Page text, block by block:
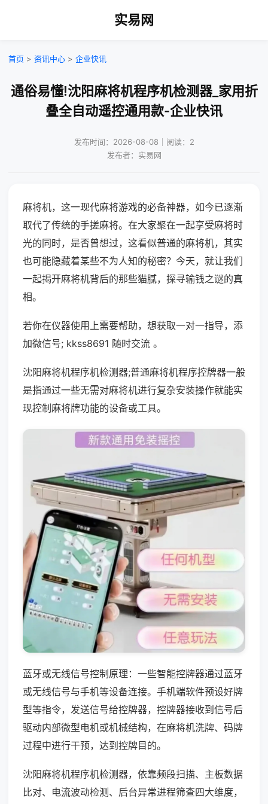
实易网
首页 > 资讯中心 > 企业快讯
通俗易懂!沈阳麻将机程序机检测器_家用折
叠全自动遥控通用款-企业快讯
发布时间：2026-08-08｜阅读：2
发布者：实易网
麻将机，这一现代麻将游戏的必备神器，如今已逐渐
取代了传统的手搓麻将。在大家聚在一起享受麻将时
光的同时，是否曾想过，这看似普通的麻将机，其实
也可能隐藏着某些不为人知的秘密？今天，就让我们
一起揭开麻将机背后的那些猫腻，探寻输钱之谜的真
相。
若你在仪器使用上需要帮助，想获取一对一指导，添
加微信号; kkss8691 随时交流 。
沈阳麻将机程序机检测器;普通麻将机程序控牌器一般
是指通过一些无需对麻将机进行复杂安装操作就能实
现控制麻将牌功能的设备或工具。
蓝牙或无线信号控制原理：一些智能控牌器通过蓝牙
或无线信号与手机等设备连接。手机端软件预设好牌
型等指令，发送信号给控牌器，控牌器接收到信号后
驱动内部微型电机或机械结构，在麻将机洗牌、码牌
过程中进行干预，达到控牌目的。
沈阳麻将机程序机检测器，依靠频段扫描、主板数据
比对、电流波动检测、后台异常进程筛查四大维度，